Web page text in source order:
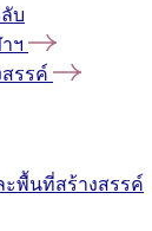
บ
ฯ
รรค์
พื้นที่สร้างสรรค์